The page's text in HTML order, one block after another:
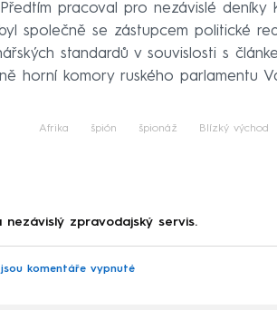
pracoval pro nezávislé deníky
společně se zástupcem politické
standardů v souvislosti s
horní komory ruského parlamentu
Afrika špión špionáž Blízký východ
nezávislý zpravodajský servis.
komentáře vypnuté